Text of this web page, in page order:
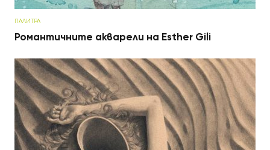
ПАЛИТРА
Романтичните акварели на Esther Gili